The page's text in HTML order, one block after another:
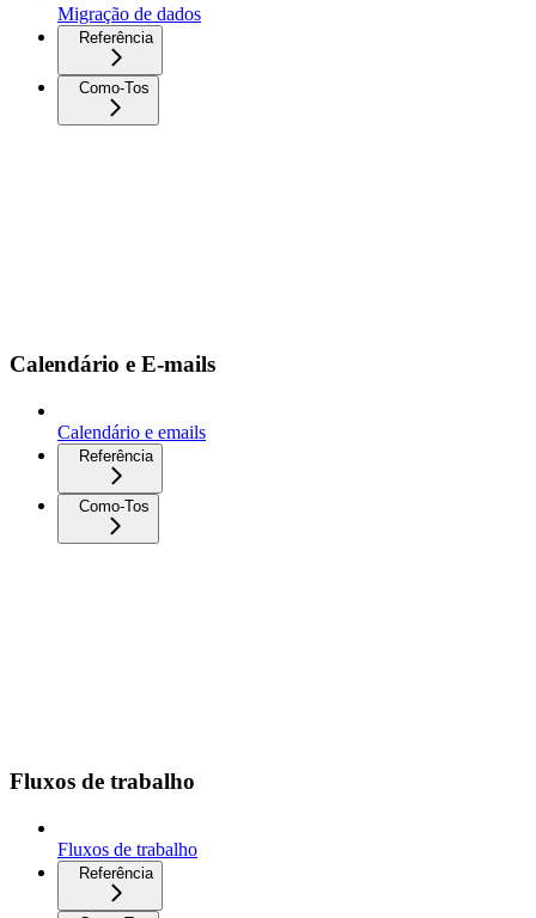
Migração de dados
Referência
Como-Tos
Calendário e E-mails
Calendário e emails
Referência
Como-Tos
Fluxos de trabalho
Fluxos de trabalho
Referência